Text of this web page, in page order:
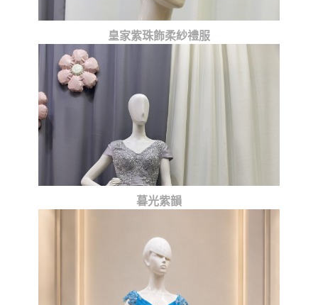
皇家紫珠飾柔紗禮服
暮光紫韻